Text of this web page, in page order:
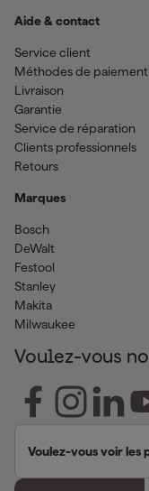
Aide & contact
Service client
Méthodes de paiement
Livraison
Garantie
Service de réparation
Clients professionnels
Retours
Marques
Bosch
DeWalt
Festool
Stanley
Makita
Milwaukee
Voulez-vous
Voulez-vous voir les